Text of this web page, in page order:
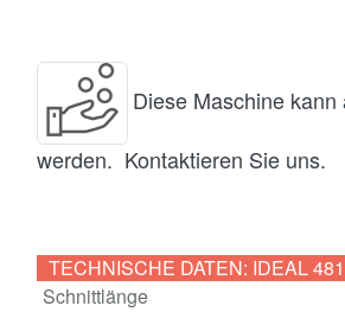
Diese Maschine
werden. Kontaktieren Sie uns.
TECHNISCHE DATEN: IDEAL
Schnittlänge